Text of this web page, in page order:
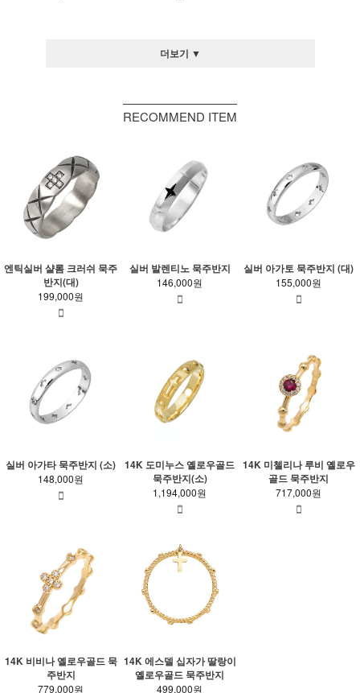
더보기 ▼
RECOMMEND ITEM
엔틱실버 샬롬 크러쉬 묵주
반지(대)
199,000원
실버 발렌티노 묵주반지
146,000원
실버 아가토 묵주반지 (대)
155,000원
실버 아가타 묵주반지 (소)
148,000원
14K 도미누스 옐로우골드
묵주반지(소)
1,194,000원
14K 미첼리나 루비 옐로우
골드 묵주반지
717,000원
14K 비비나 옐로우골드 묵
주반지
779,000원
14K 에스델 십자가 딸랑이
옐로우골드 묵주반지
499,000원